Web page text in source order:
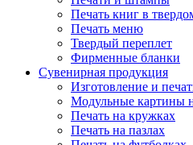
Печать книг в
Печать меню
Твердый переплет
Фирменные бланки
Сувенирная продукция
Изготовление и
Модульные картины
Печать на кружках
Печать на пазлах